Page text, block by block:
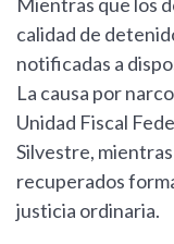
Mientras que los
calidad de
notificadas a
La causa por
Unidad Fiscal
Silvestre,
recuperados
justicia ordinaria.